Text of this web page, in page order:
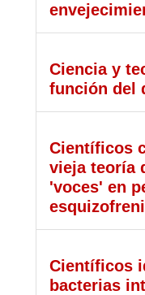
Ciencia y
función del
Científicos
vieja teoría
'voces' en
Científicos
bacterias